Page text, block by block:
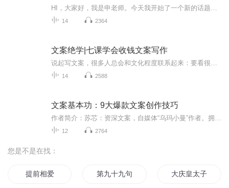
14 2364
文案绝学|七课学会收钱文案写作
14 2588
文案基本功：9大爆款文案创作技巧
12 2764
您是不是在找：
提前相爱 第九十九句对不起 大庆皇太子